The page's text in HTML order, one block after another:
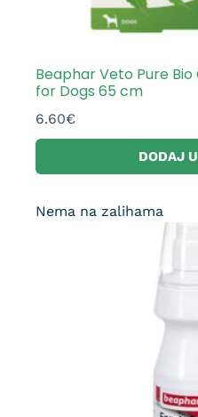
Beaphar Veto Pure
for Dogs 65 cm
6.60€
DODAJ
Nema na zalihama